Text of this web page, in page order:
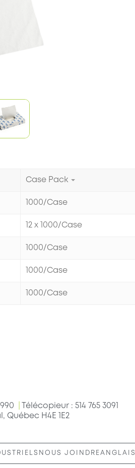
Case Pack
1000/Case
12 x 1000/Case
1000/Case
1000/Case
1000/Case
Télécopieur : 514 765 3091
Québec H4E 1E2
NOUS JOINDRE ANGLAIS